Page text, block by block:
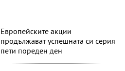
Европейските акции
продължават успешната си серия
пети пореден ден